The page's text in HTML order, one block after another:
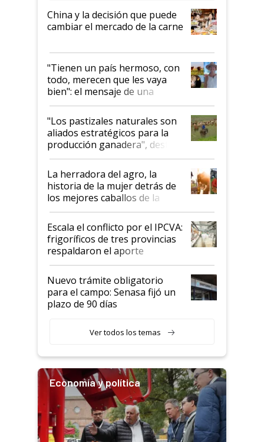
China y la decisión que puede
cambiar el mercado de la carne
"Tienen un país hermoso, con
todo, merecen que les vaya
bien": el mensaje de una
ganadera uruguaya sobre las
oportunidades que se abren
para el agro en Argentina, con
foco en la carne
"Los pastizales naturales son
aliados estratégicos para la
producción ganadera", destaca
la iniciativa que ya reúne a 46
establecimientos en Argentina
La herradora del agro, la
historia de la mujer detrás de
los mejores caballos de la
Argentina y los mitos que
todavía hacen sufrir a estos
animales: "Mientras me
descalificaban, yo seguí
haciendo currículum"
Escala el conflicto por el IPCVA:
frigoríficos de tres provincias
respaldaron el aporte
obligatorio
Nuevo trámite obligatorio
para el campo: Senasa fijó un
plazo de 90 días
Ver todos los temas
Economía y política